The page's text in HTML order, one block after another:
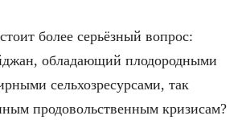
более серьёзный вопрос:
обладающий плодородными
сельхозресурсами, так
продовольственным кризисам?